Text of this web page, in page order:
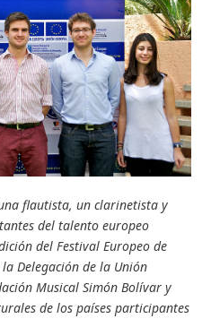
flautista, un clarinetista y
del talento europeo
del Festival Europeo de
Delegación de la Unión
Musical Simón Bolívar y
de los países participantes